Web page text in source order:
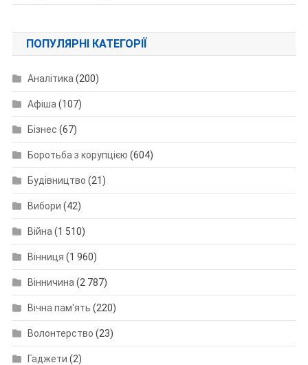
ПОПУЛЯРНІ КАТЕГОРІЇ
Аналітика (200)
Афіша (107)
Бізнес (67)
Боротьба з корупцією (604)
Будівництво (21)
Вибори (42)
Війна (1 510)
Вінниця (1 960)
Вінничина (2 787)
Вічна пам'ять (220)
Волонтерство (23)
Гаджети (2)